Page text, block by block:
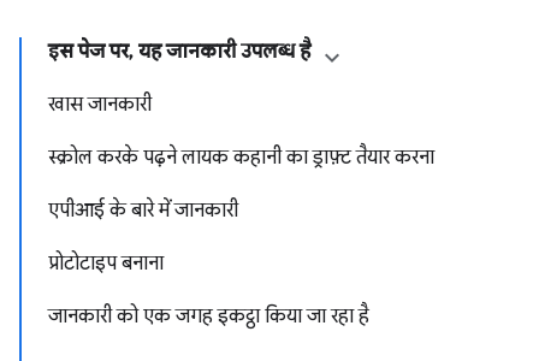
इस पेज पर, यह जानकारी उपलब्ध है
खास जानकारी
स्क्रोल करके पढ़ने लायक कहानी का ड्राफ़्ट तैयार करना
एपीआई के बारे में जानकारी
प्रोटोटाइप बनाना
जानकारी को एक जगह इकट्ठा किया जा रहा है